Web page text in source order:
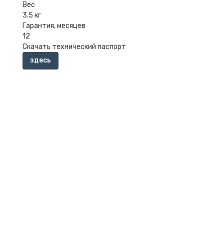
Вес
3.5 кг
Гарантия, месяцев
12
Скачать технический паспорт